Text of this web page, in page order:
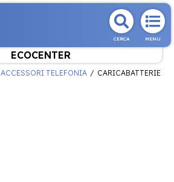
CERCA MENU
ECOCENTER
ACCESSORI TELEFONIA CARICABATTERIE